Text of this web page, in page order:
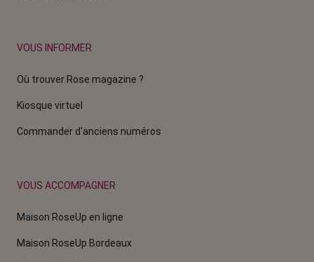
VOUS INFORMER
Où trouver Rose magazine ?
Kiosque virtuel
Commander d'anciens numéros
VOUS ACCOMPAGNER
Maison RoseUp en ligne
Maison RoseUp Bordeaux